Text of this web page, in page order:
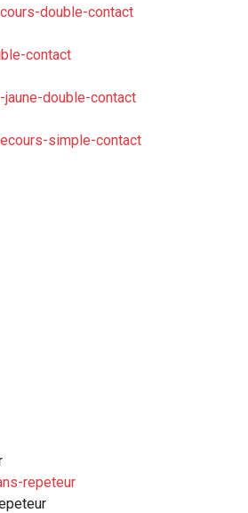
double-contact
contact
double-contact
simple-contact
repeteur